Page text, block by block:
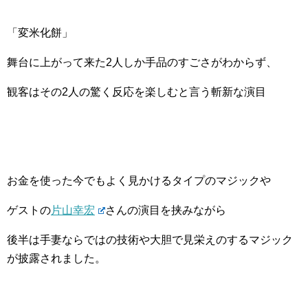
「変米化餅」
舞台に上がって来た2人しか手品のすごさがわからず、
観客はその2人の驚く反応を楽しむと言う斬新な演目
お金を使った今でもよく見かけるタイプのマジックや
ゲストの片山幸宏 さんの演目を挟みながら
後半は手妻ならではの技術や大胆で見栄えのするマジック
が披露されました。